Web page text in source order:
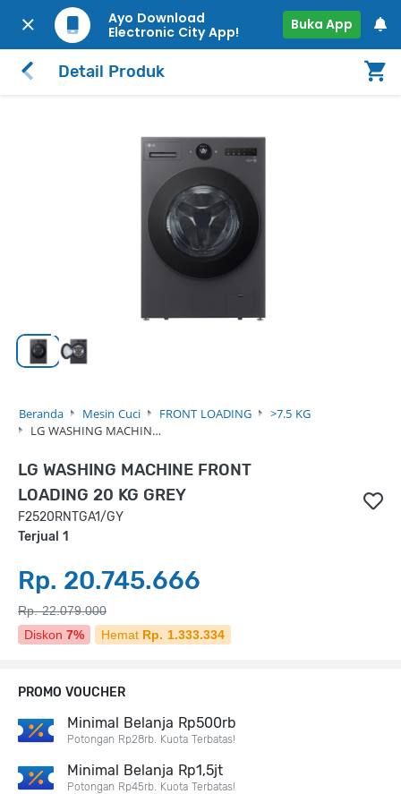
Ayo Download
Electronic City App!
Buka App
Detail Produk
Beranda Mesin Cuci FRONT LOADING
>7.5 KG
LG WASHING MACHIN…
LG WASHING MACHINE FRONT
LOADING 20 KG GREY
F2520RNTGA1/GY
Terjual 1
Rp. 20.745.666
Rp. 22.079.000
Diskon 7% Hemat Rp. 1.333.334
PROMO VOUCHER
Minimal Belanja Rp500rb
Potongan Rp28rb. Kuota Terbatas!
Minimal Belanja Rp1,5jt
Potongan Rp45rb. Kuota Terbatas!